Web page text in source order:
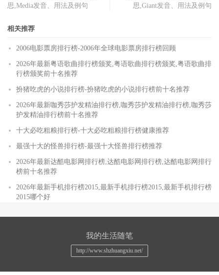
思,Media发音、用法及例句
思,Giant发音、用法及例句
相关推荐
2006电影票房排行榜-2006年全球电影票房排行榜回顾
2026年最新粤语歌曲排行榜颁奖,粤语歌曲排行榜颁奖,粤语歌曲排
行榜颁奖前十名推荐
扮猪吃虎的小说排行榜-扮猪吃虎的小说排行榜前十名推荐
2026年最新咖秀莎护发精油排行榜,咖秀莎护发精油排行榜,咖秀莎
护发精油排行榜前十名推荐
十大必吃粗粮排行榜-十大必吃粗粮排行榜健康推荐
最强十大的怪兽排行榜-最强十大怪兽排行榜推荐
2026年最新达酷电影网排行榜,达酷电影网排行榜,达酷电影网排行
榜前十名推荐
2026年最新手机排行榜2015,最新手机排行榜2015,最新手机排行榜
2015哪个好
我的生活随笔
http://www.shzhuangxiu.net/